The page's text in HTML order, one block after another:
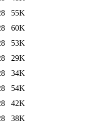
55K
60K
53K
29K
34K
54K
42K
38K